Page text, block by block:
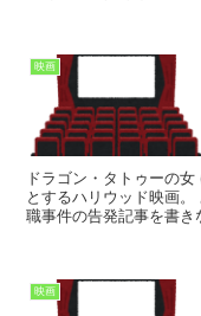
映画
ドラゴン・タトゥーの
とするハリウッド映画
職事件の告発記事を書
映画